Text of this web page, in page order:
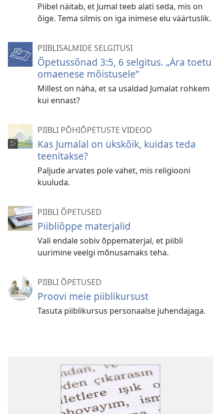
Piibel näitab, et Jumal teeb alati seda, mis on
õige. Tema silmis on iga inimese elu väärtuslik.
PIIBLISALMIDE SELGITUSI
Õpetussõnad 3:5, 6 selgitus. „Ära toetu
omaenese mõistusele”
Millest on näha, et sa usaldad Jumalat rohkem
kui ennast?
PIIBLI PÕHIÕPETUSTE VIDEOD
Kas Jumalal on ükskõik, kuidas teda
teenitakse?
Paljude arvates pole vahet, mis religiooni
kuuluda.
PIIBLI ÕPETUSED
Piibliõppe materjalid
Vali endale sobiv õppematerjal, et piibli
uurimine veelgi mõnusamaks teha.
PIIBLI ÕPETUSED
Proovi meie piiblikursust
Tasuta piiblikursus personaalse juhendajaga.